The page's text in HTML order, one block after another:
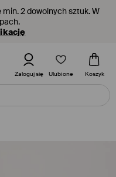
2 dowolnych sztuk. W
Zaloguj się Ulubione Koszyk